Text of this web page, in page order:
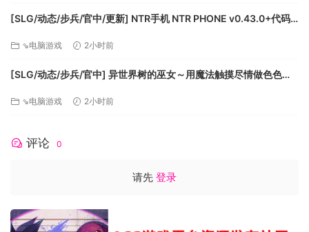
[SLG/动态/步兵/官中/更新] NTR手机 NTR PHONE v0.43.0+代码
⇘电脑游戏 2小时前
[SLG/动态/步兵/官中] 异世界树的巫女～用魔法触摸尽情做色色的
ISExKAI MAIDEN～Osawari…
⇘电脑游戏 2小时前
评论 0
请先 登录